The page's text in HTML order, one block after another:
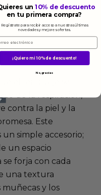
el lenguaje se
de la respiración,
contra la piel y la
Este
simple accesorio;
un espacio
forja con cada
una textura
y los
un10% de descuento
en tu primera compra?
Regístrate para recibir acceso a nuestras últimas
novedades y mejores ofertas.
¡Quiero mi 10% de descuento!
No, gracias